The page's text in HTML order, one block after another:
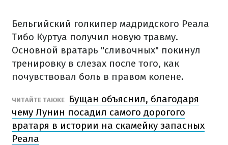
Бельгийский голкипер мадридского Реала
Тибо Куртуа получил новую травму.
Основной вратарь "сливочных" покинул
тренировку в слезах после того, как
почувствовал боль в правом колене.
ЧИТАЙТЕ ТАКЖЕ
Бущан объяснил, благодаря
чему Лунин посадил самого дорогого
вратаря в истории на скамейку запасных
Реала